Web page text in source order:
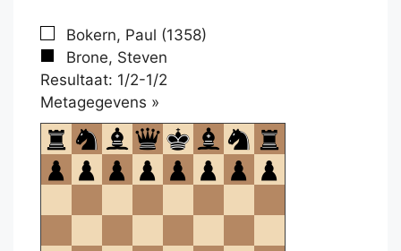
Bokern, Paul (1358)
Brone, Steven
Resultaat: 1/2-1/2
Metagegevens »
om
te
openen.